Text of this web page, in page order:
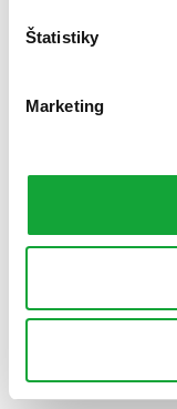
Štatistiky
Marketing